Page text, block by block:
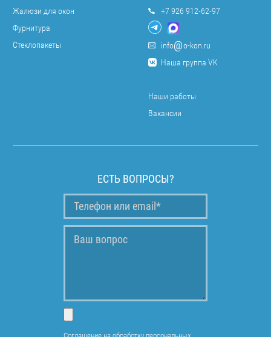
Жалюзи для окон
Фурнитура
Стеклопакеты
+7 926 912-62-97
info
o-kon.ru
Наша группа VK
Наши работы
Вакансии
ЕСТЬ ВОПРОСЫ?